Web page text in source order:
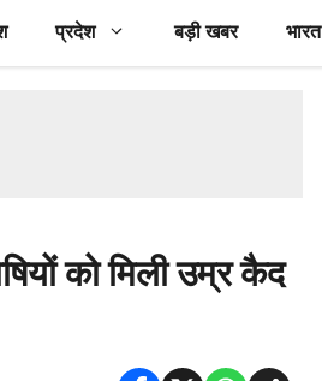
प्रदेश बड़ी खबर भारत
को मिली उम्र कैद